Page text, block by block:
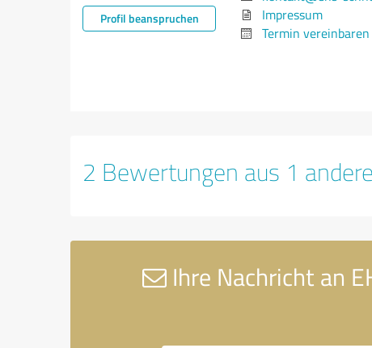
Profil beanspruchen
Impressum
Termin vereinbaren
2 Bewertungen aus 1
Ihre Nachricht an